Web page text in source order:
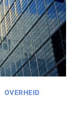
OVERHEID